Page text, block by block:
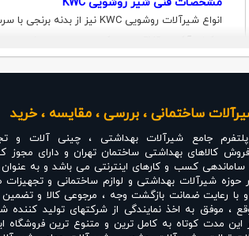
سرامیکی عملکرد اهرم کنترل دبی و دمای شیر را
براق، رزگلد مات و براق، سفید، مشکی و چندین نوع
شیرآلات توکار روشویی KWC
ساختمانی ، بررسی ، مقایسه ، خرید
جامع شیرآلات بهداشتی ، چینی آلات و
کالاهای بهداشتی ساختمان تهران و دارای مجوز
ساماندهی کسب و کارهای اینترنتی می باشد و به
شیرآلات بهداشتی و لوازم ساختمانی و
مداری و با رعایت ضمانت بازگشت وجه ، مرجوعی کالا و
موفق به اخذ نمایندگی از شرکتهای تولید کننده
مدت کوتاه به کامل ترین و متنوع ترین فروشگاه